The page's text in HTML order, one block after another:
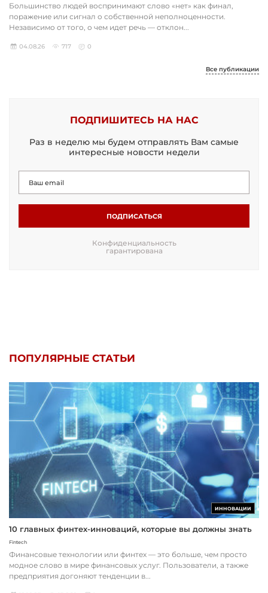
Большинство людей воспринимают слово «нет» как финал,
поражение или сигнал о собственной неполноценности.
Независимо от того, о чем идет речь — отклон...
04.08.26 717 0
Все публикации
ПОДПИШИТЕСЬ НА НАС
Раз в неделю мы будем отправлять Вам самые
интересные новости недели
ПОДПИСАТЬСЯ
Конфиденциальность
гарантирована
ПОПУЛЯРНЫЕ СТАТЬИ
ИННОВАЦИИ
10 главных финтех-инноваций, которые вы должны знать
Fintech
Финансовые технологии или финтех — это больше, чем просто
модное слово в мире финансовых услуг. Пользователи, а также
предприятия догоняют тенденции в...